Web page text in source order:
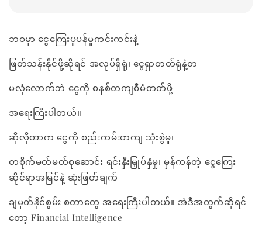
ဘဝမှာ ငွေကြေးပူပန်မှုကင်းကင်းနဲ့
ဖြတ်သန်းနိုင်ဖို့ဆိုရင် အလုပ်ရှိရုံ၊ ငွေရှာတတ်ရုံနဲ့တ
မလုံလောက်ဘဲ ငွေကို စနစ်တကျစီမံတတ်ဖို့
အရေးကြီးပါတယ်။
ဆိုလိုတာက ငွေကို စည်းကမ်းတကျ သုံးစွဲမှု၊
တစိုက်မတ်မတ်စုဆောင်း ရင်းနှီးမြှုပ်နှံမှု၊ မှန်ကန်တဲ့ ငွေကြေး
ဆိုင်ရာအမြင်နဲ့ ဆုံးဖြတ်ချက်
ချမှတ်နိုင်စွမ်း စတာတွေ အရေးကြီးပါတယ်။ အဲဒီအတွက်ဆိုရင်
တော့ Financial Intelligence